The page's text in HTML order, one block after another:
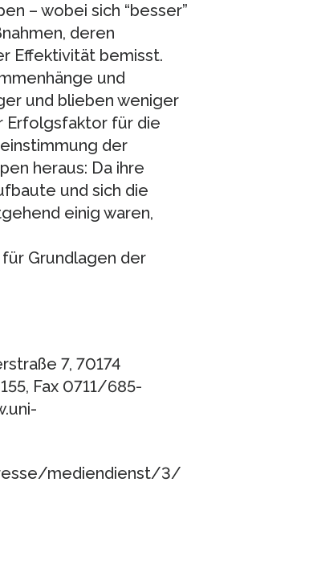
– wobei sich “besser”
deren
Effektivität bemisst.
und
und blieben weniger
Erfolgsfaktor für die
der
heraus: Da ihre
und sich die
einig waren,
Grundlagen der
7, 70174
Fax 0711/685-
mediendienst/3/